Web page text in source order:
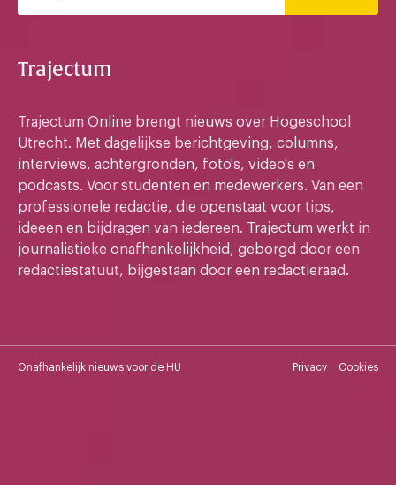
Trajectum
Trajectum Online brengt nieuws over Hogeschool
Utrecht. Met dagelijkse berichtgeving, columns,
interviews, achtergronden, foto's, video's en
podcasts. Voor studenten en medewerkers. Van een
professionele redactie, die openstaat voor tips,
ideeen en bijdragen van iedereen. Trajectum werkt in
journalistieke onafhankelijkheid, geborgd door een
redactiestatuut, bijgestaan door een redactieraad.
Onafhankelijk nieuws voor de HU Privacy Cookies